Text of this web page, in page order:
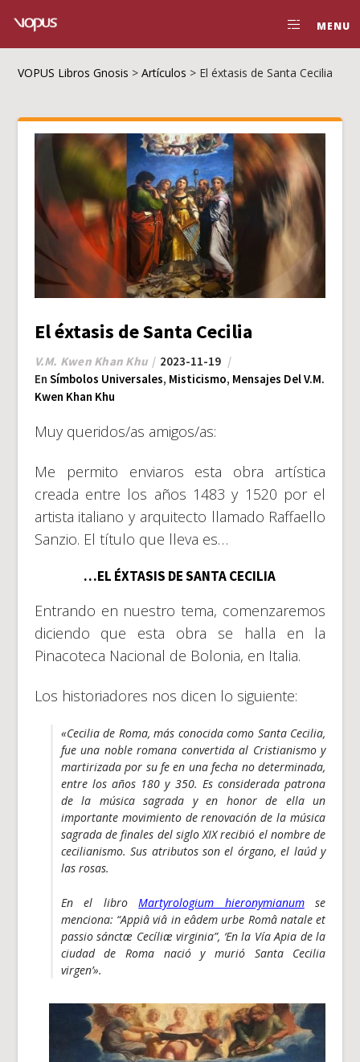
MENU
VOPUS Libros Gnosis >Artículos > El éxtasis de Santa Cecilia
El éxtasis de Santa Cecilia
V.M. Kwen Khan Khu
2023-11-19
En Símbolos Universales, Misticismo, Mensajes Del V.M.
Kwen Khan Khu
Muy queridos/as amigos/as:
Me permito enviaros esta obra artística
creada entre los años 1483 y 1520 por el
artista italiano y arquitecto llamado Raffaello
Sanzio. El título que lleva es…
…EL ÉXTASIS DE SANTA CECILIA
Entrando en nuestro tema, comenzaremos
diciendo que esta obra se halla en la
Pinacoteca Nacional de Bolonia, en Italia.
Los historiadores nos dicen lo siguiente:
«Cecilia de Roma, más conocida como Santa Cecilia,
fue una noble romana convertida al Cristianismo y
martirizada por su fe en una fecha no determinada,
entre los años 180 y 350. Es considerada patrona
de la música sagrada y en honor de ella un
importante movimiento de renovación de la música
sagrada de finales del siglo XIX recibió el nombre de
cecilianismo. Sus atributos son el órgano, el laúd y
las rosas.
En el libroMartyrologium hieronymianumse
menciona: “Appiâ viâ in eâdem urbe Româ natale et
passio sánctæ Cecíliæ virginia”, ‘En la Vía Apia de la
ciudad de Roma nació y murió Santa Cecilia
virgen’».